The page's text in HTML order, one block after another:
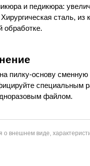
и педикюра:
сталь,
обработке.
пилку-основу
специальным
файлом.
внешнем виде,